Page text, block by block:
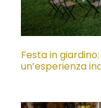
Festa in
un’esperienza